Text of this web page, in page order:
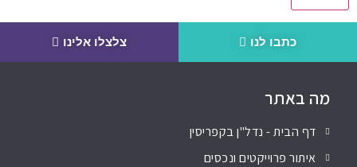
כתבו לנו צלצלו אלינו
מה באתר
דף הבית - נדל"ן בקפריסין
איתור פרוייקטים ונכסים